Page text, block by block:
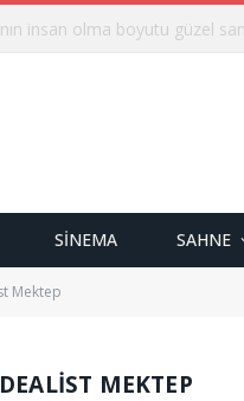
SINEMA SAHNE
Mektep
MEKTEP